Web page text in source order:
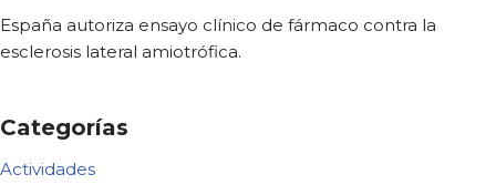
España autoriza ensayo clínico de fármaco contra la
esclerosis lateral amiotrófica.
Categorías
Actividades